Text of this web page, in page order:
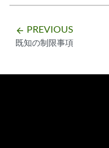
arrow_backward PREVIOUS
既知の制限事項